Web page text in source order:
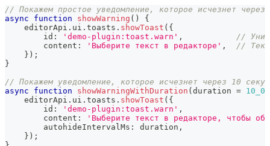
// Покажем простое уведомление, которое исчезнет
async
function showWarning ( )
{
    editorApi
. ui . toasts . showToast ( {
        id
: 'demo-plugin:toast.warn' ,
//
        content
: 'Выберите текст в редакторе' ,
//
} ) ;
}
// Покажем уведомление, которое исчезнет через 10
async
function showWarningWithDuration ( duration =
    editorApi
. ui . toasts . showToast ( {
        id
: 'demo-plugin:toast.warn' ,
        content
:
'Выберите текст в редакторе, чтобы
        autohideIntervalMs
: duration ,
} ) ;